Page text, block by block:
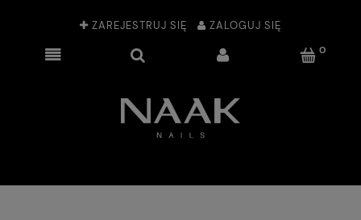
ZAREJESTRUJ SIĘ ZALOGUJ SIĘ